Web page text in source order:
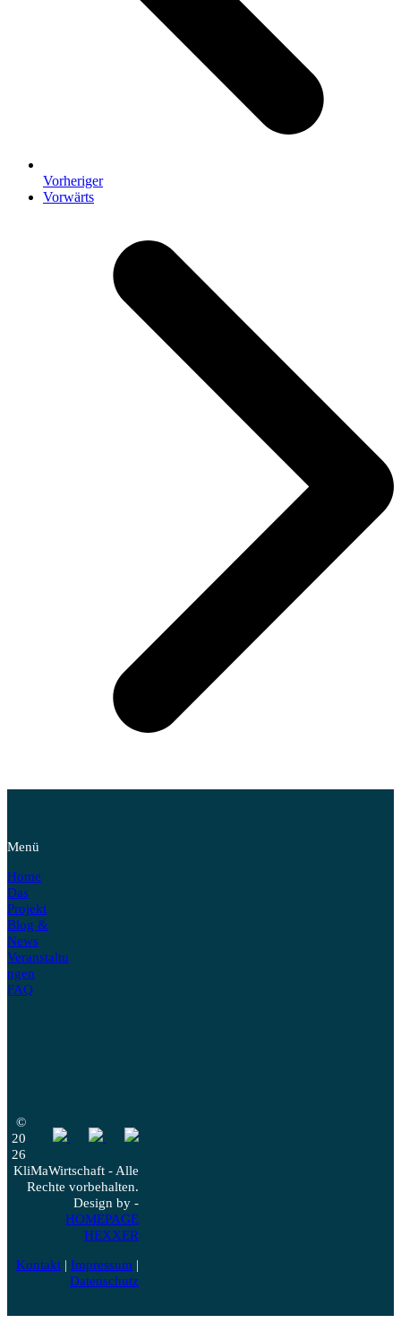
Vorheriger
Nächster
Vorwärts
Menü
Home
Das
Projekt
Blog &
News
Veranstaltu
ngen
FAQ
©
20
26
KliMaWirtschaft - Alle
Rechte vorbehalten.
Design by -
HOMEPAGE
HEXXER
Kontakt| Impressum|
Datenschutz